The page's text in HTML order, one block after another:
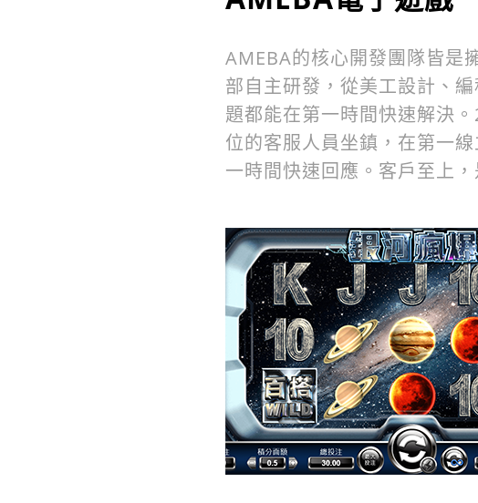
AMEBA的核心開發團隊皆是
部自主研發，從美工設計、
題都能在第一時間快速解決
位的客服人員坐鎮，在第一
一時間快速回應。客戶至上